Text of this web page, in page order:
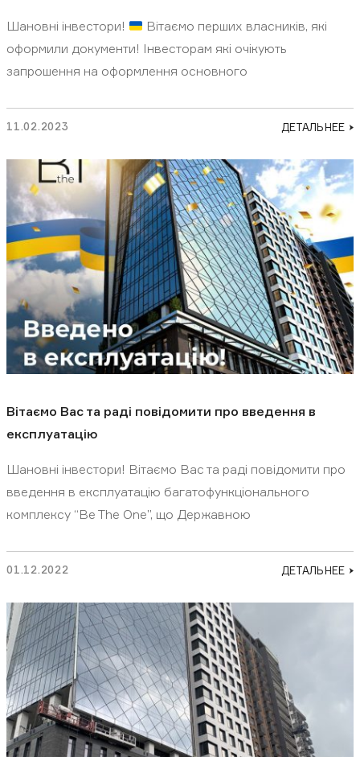
Шановні інвестори!
Вітаємо перших власників, які
оформили документи! Інвесторам які очікують
запрошення на оформлення основного
11.02.2023 ДЕТАЛЬНЕЕ
Вітаємо Вас та раді повідомити про введення в
експлуатацію
Шановні інвестори! Вітаємо Вас та раді повідомити про
введення в експлуатацію багатофункціонального
комплексу “Be The One”, що Державною
01.12.2022 ДЕТАЛЬНЕЕ